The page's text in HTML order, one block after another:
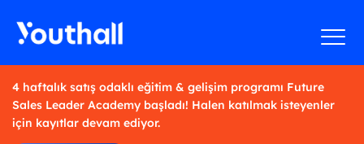
4 haftalık satış odaklı eğitim & gelişim programı Future
Sales Leader Academy başladı! Halen katılmak isteyenler
için kayıtlar devam ediyor.